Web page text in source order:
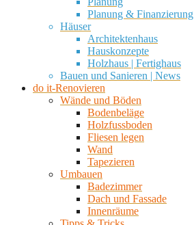
Planung & Finanzierung
Häuser
Architektenhaus
Hauskonzepte
Holzhaus | Fertighaus
Bauen und Sanieren | News
do it-Renovieren
Wände und Böden
Bodenbeläge
Holzfussboden
Fliesen legen
Wand
Tapezieren
Umbauen
Badezimmer
Dach und Fassade
Innenräume